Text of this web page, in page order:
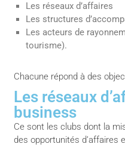
Les réseaux d’affaires
Les structures
Les acteurs de
tourisme).
Chacune répond à des
Les réseaux
business
Ce sont les clubs dont la
des opportunités d’affaires